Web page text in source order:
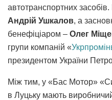
автотранспортних
Андрій Ушкалов, а
бенефіціаром – Олег
групи компаній «
президентом України
Між тим, у «Бас Мотор»
в Луцьку мають